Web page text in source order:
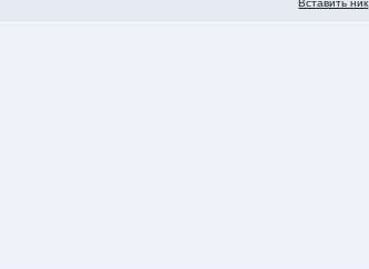
Вставить ник